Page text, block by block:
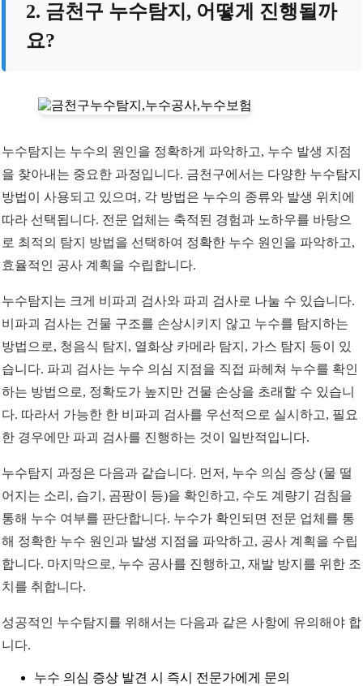
2. 금천구 누수탐지, 어떻게 진행될까
요?
누수탐지는 누수의 원인을 정확하게 파악하고, 누수 발생 지점
을 찾아내는 중요한 과정입니다. 금천구에서는 다양한 누수탐지
방법이 사용되고 있으며, 각 방법은 누수의 종류와 발생 위치에
따라 선택됩니다. 전문 업체는 축적된 경험과 노하우를 바탕으
로 최적의 탐지 방법을 선택하여 정확한 누수 원인을 파악하고,
효율적인 공사 계획을 수립합니다.
누수탐지는 크게 비파괴 검사와 파괴 검사로 나눌 수 있습니다.
비파괴 검사는 건물 구조를 손상시키지 않고 누수를 탐지하는
방법으로, 청음식 탐지, 열화상 카메라 탐지, 가스 탐지 등이 있
습니다. 파괴 검사는 누수 의심 지점을 직접 파헤쳐 누수를 확인
하는 방법으로, 정확도가 높지만 건물 손상을 초래할 수 있습니
다. 따라서 가능한 한 비파괴 검사를 우선적으로 실시하고, 필요
한 경우에만 파괴 검사를 진행하는 것이 일반적입니다.
누수탐지 과정은 다음과 같습니다. 먼저, 누수 의심 증상 (물 떨
어지는 소리, 습기, 곰팡이 등)을 확인하고, 수도 계량기 검침을
통해 누수 여부를 판단합니다. 누수가 확인되면 전문 업체를 통
해 정확한 누수 원인과 발생 지점을 파악하고, 공사 계획을 수립
합니다. 마지막으로, 누수 공사를 진행하고, 재발 방지를 위한 조
치를 취합니다.
성공적인 누수탐지를 위해서는 다음과 같은 사항에 유의해야 합
니다.
누수 의심 증상 발견 시 즉시 전문가에게 문의